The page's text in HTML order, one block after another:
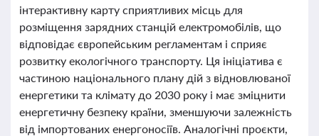
інтерактивну карту сприятливих місць для
розміщення зарядних станцій електромобілів, що
відповідає європейським регламентам і сприяє
розвитку екологічного транспорту. Ця ініціатива є
частиною національного плану дій з відновлюваної
енергетики та клімату до 2030 року і має зміцнити
енергетичну безпеку країни, зменшуючи залежність
від імпортованих енергоносіїв. Аналогічні проєкти,